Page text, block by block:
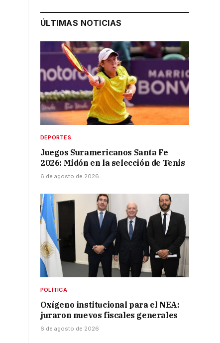
ÚLTIMAS NOTICIAS
DEPORTES
Juegos Suramericanos Santa Fe
2026: Midón en la selección de Tenis
6 de agosto de 2026
POLÍTICA
Oxígeno institucional para el NEA:
juraron nuevos fiscales generales
6 de agosto de 2026